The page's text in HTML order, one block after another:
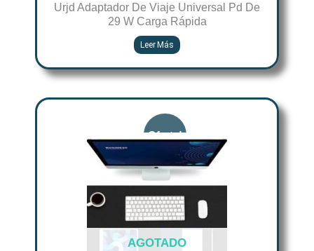
Urjd Adaptador De Viaje Universal Pd De
29 W Carga Rápida
Leer Más
AGOTADO
price
was:
$ 72.091.
is:
$ 57.673.